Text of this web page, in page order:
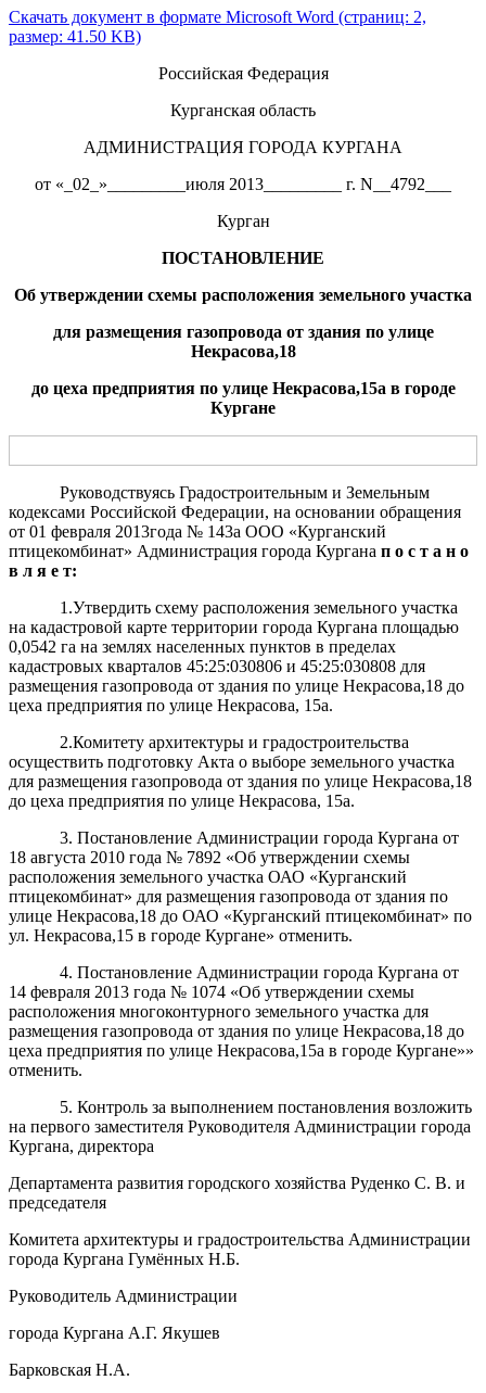
Скачать документ в формате Microsoft Word (страниц: 2,
размер: 41.50 KB)
Российская Федерация
Курганская область
АДМИНИСТРАЦИЯ ГОРОДА КУРГАНА
от «_02_»_________июля 2013_________ г. N__4792___
Курган
ПОСТАНОВЛЕНИЕ
Об утверждении схемы расположения земельного участка
для размещения газопровода от здания по улице
Некрасова,18
до цеха предприятия по улице Некрасова,15а в городе
Кургане
Руководствуясь Градостроительным и Земельным
кодексами Российской Федерации, на основании обращения
от 01 февраля 2013года № 143а ООО «Курганский
птицекомбинат» Администрация города Кургана п о с т а н о
в л я е т:
1.Утвердить схему расположения земельного участка
на кадастровой карте территории города Кургана площадью
0,0542 га на землях населенных пунктов в пределах
кадастровых кварталов 45:25:030806 и 45:25:030808 для
размещения газопровода от здания по улице Некрасова,18 до
цеха предприятия по улице Некрасова, 15а.
2.Комитету архитектуры и градостроительства
осуществить подготовку Акта о выборе земельного участка
для размещения газопровода от здания по улице Некрасова,18
до цеха предприятия по улице Некрасова, 15а.
3. Постановление Администрации города Кургана от
18 августа 2010 года № 7892 «Об утверждении схемы
расположения земельного участка ОАО «Курганский
птицекомбинат» для размещения газопровода от здания по
улице Некрасова,18 до ОАО «Курганский птицекомбинат» по
ул. Некрасова,15 в городе Кургане» отменить.
4. Постановление Администрации города Кургана от
14 февраля 2013 года № 1074 «Об утверждении схемы
расположения многоконтурного земельного участка для
размещения газопровода от здания по улице Некрасова,18 до
цеха предприятия по улице Некрасова,15а в городе Кургане»»
отменить.
5. Контроль за выполнением постановления возложить
на первого заместителя Руководителя Администрации города
Кургана, директора
Департамента развития городского хозяйства Руденко С. В. и
председателя
Комитета архитектуры и градостроительства Администрации
города Кургана Гумённых Н.Б.
Руководитель Администрации
города Кургана А.Г. Якушев
Барковская Н.А.